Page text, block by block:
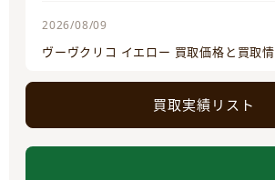
2026/08/09
ヴーヴクリコ イエロー 買取価格と買取
買取実績リスト